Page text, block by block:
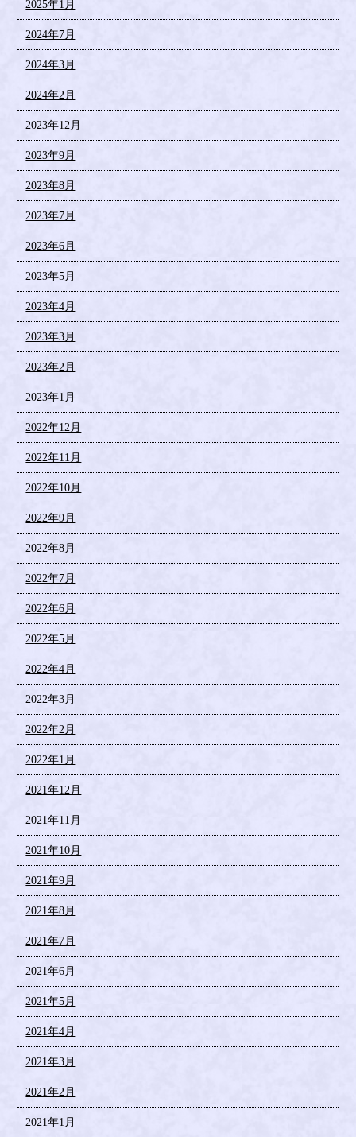
2025年1月
2024年7月
2024年3月
2024年2月
2023年12月
2023年9月
2023年8月
2023年7月
2023年6月
2023年5月
2023年4月
2023年3月
2023年2月
2023年1月
2022年12月
2022年11月
2022年10月
2022年9月
2022年8月
2022年7月
2022年6月
2022年5月
2022年4月
2022年3月
2022年2月
2022年1月
2021年12月
2021年11月
2021年10月
2021年9月
2021年8月
2021年7月
2021年6月
2021年5月
2021年4月
2021年3月
2021年2月
2021年1月